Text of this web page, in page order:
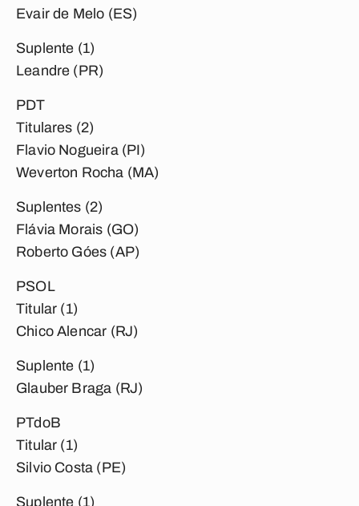
Evair de Melo (ES)
Suplente (1)
Leandre (PR)
PDT
Titulares (2)
Flavio Nogueira (PI)
Weverton Rocha (MA)
Suplentes (2)
Flávia Morais (GO)
Roberto Góes (AP)
PSOL
Titular (1)
Chico Alencar (RJ)
Suplente (1)
Glauber Braga (RJ)
PTdoB
Titular (1)
Silvio Costa (PE)
Suplente (1)